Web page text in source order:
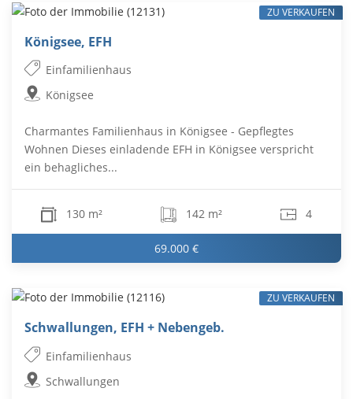
Königsee, EFH
Einfamilienhaus
Königsee
Charmantes Familienhaus in Königsee - Gepflegtes
Wohnen Dieses einladende EFH in Königsee verspricht
ein behagliches...
130 m² 142 m² 4
69.000 €
ZU VERKAUFEN
Schwallungen, EFH + Nebengeb.
Einfamilienhaus
Schwallungen
ZU VERKAUFEN